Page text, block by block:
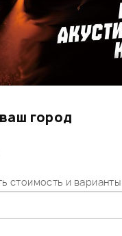
город
стоимость и